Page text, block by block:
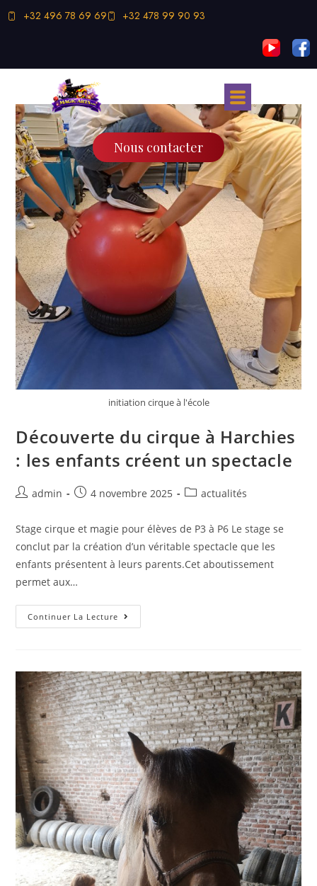
+32 496 78 69 69 +32 478 99 90 93
Nous contacter
initiation cirque à l'école
Découverte du cirque à Harchies
: les enfants créent un spectacle
admin 4 novembre 2025 actualités
Stage cirque et magie pour élèves de P3 à P6 Le stage se
conclut par la création d’un véritable spectacle que les
enfants présentent à leurs parents.Cet aboutissement
permet aux…
Continuer La Lecture